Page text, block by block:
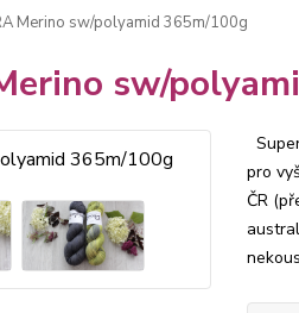
Merino sw/polyamid 365m/100g
sw/
pro
ČR